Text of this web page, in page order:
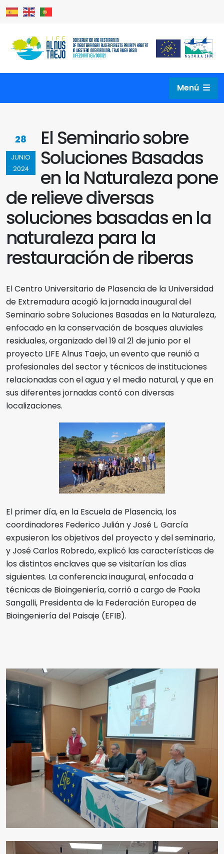
Menú
28
JUNIO
2024
El Seminario sobre
Soluciones Basadas
en la Naturaleza pone
de relieve diversas
soluciones basadas en la
naturaleza para la
restauración de riberas
El Centro Universitario de Plasencia de la Universidad
de Extremadura acogió la jornada inaugural del
Seminario sobre Soluciones Basadas en la Naturaleza,
enfocado en la conservación de bosques aluviales
residuales, organizado del 19 al 21 de junio por el
proyecto LIFE Alnus Taejo, un evento que reunió a
profesionales del sector y técnicos de instituciones
relacionadas con el agua y el medio natural, y que en
sus diferentes jornadas contó con diversas
localizaciones.
El primer día, en la Escuela de Plasencia, los
coordinadores Federico Julián y José L. García
expusieron los objetivos del proyecto y del seminario,
y José Carlos Robredo, explicó las características de
los distintos enclaves que se visitarían los días
siguientes. La conferencia inaugural, enfocada a
técnicas de Bioingeniería, corrió a cargo de Paola
Sangalli, Presidenta de la Federación Europea de
Bioingeniería del Paisaje (EFIB).